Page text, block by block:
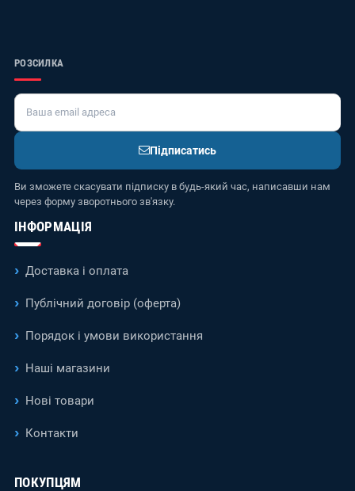
РОЗСИЛКА
Підписатись
Ви зможете скасувати підписку в будь-який час, написавши нам
через форму зворотнього зв'язку.
ІНФОРМАЦІЯ
Доставка і оплата
Публічний договір (оферта)
Порядок і умови використання
Наші магазини
Нові товари
Контакти
ПОКУПЦЯМ